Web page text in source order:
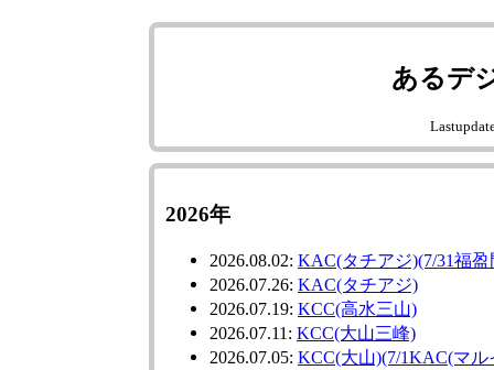
あるデ
2026年
2026.08.02: KAC(タチアジ)(7/31福盈
2026.07.26: KAC(タチアジ)
2026.07.19: KCC(高水三山)
2026.07.11: KCC(大山三峰)
2026.07.05: KCC(大山)(7/1KAC(マル